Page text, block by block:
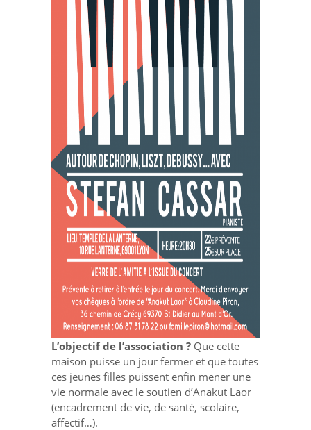
L’objectif de l’association ? Que cette
maison puisse un jour fermer et que toutes
ces jeunes filles puissent enfin mener une
vie normale avec le soutien d’Anakut Laor
(encadrement de vie, de santé, scolaire,
affectif…).